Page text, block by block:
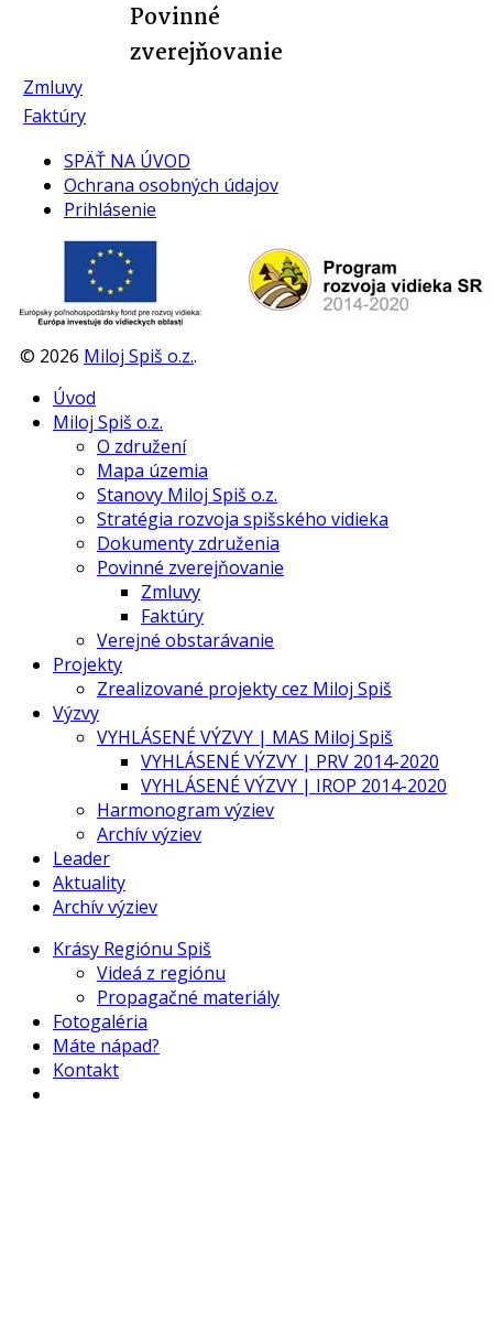
Povinné
zverejňovanie
Zmluvy
Faktúry
SPÄŤ NA ÚVOD
Ochrana osobných údajov
Prihlásenie
© 2026 Miloj Spiš o.z..
Úvod
Miloj Spiš o.z.
O združení
Mapa územia
Stanovy Miloj Spiš o.z.
Stratégia rozvoja spišského vidieka
Dokumenty združenia
Povinné zverejňovanie
Zmluvy
Faktúry
Verejné obstarávanie
Projekty
Zrealizované projekty cez Miloj Spiš
Výzvy
VYHLÁSENÉ VÝZVY | MAS Miloj Spiš
VYHLÁSENÉ VÝZVY | PRV 2014-2020
VYHLÁSENÉ VÝZVY | IROP 2014-2020
Harmonogram výziev
Archív výziev
Leader
Aktuality
Archív výziev
Krásy Regiónu Spiš
Videá z regiónu
Propagačné materiály
Fotogaléria
Máte nápad?
Kontakt